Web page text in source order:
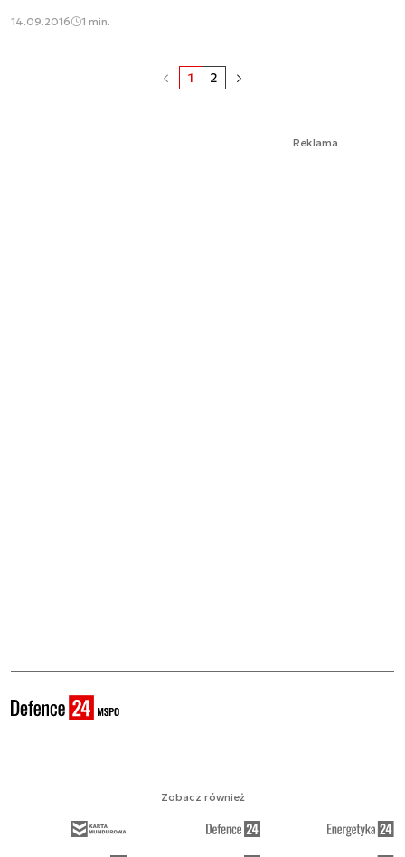
14.09.2016 1 min.
1 2
Reklama
Zobacz również